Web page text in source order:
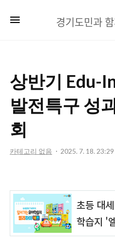
는
경기도민과
상반기 Edu-
발전특구 성
회
카테고리 없음 2025. 7. 18. 23:29